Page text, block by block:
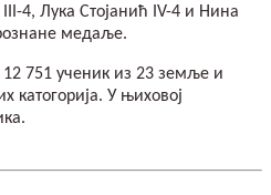
4, Лука Стојанић IV-4 и Нина
медаљe.
12 751 ученик из 23 земље и
катогорија. У њиховој